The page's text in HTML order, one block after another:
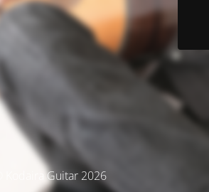
© Kodaira Guitar 2026